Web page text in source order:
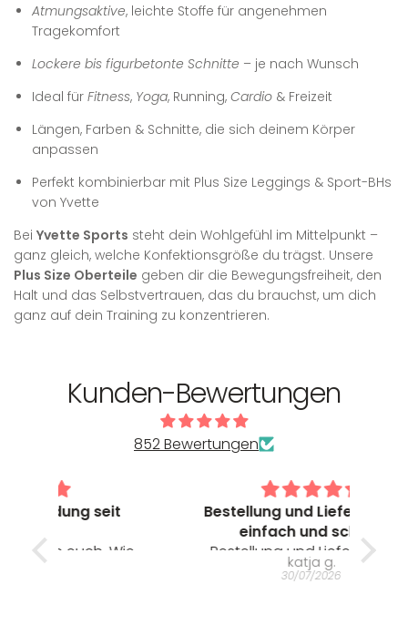
Atmungsaktive, leichte Stoffe für angenehmen
Tragekomfort
Lockere bis figurbetonte Schnitte – je nach Wunsch
Ideal für Fitness, Yoga, Running, Cardio & Freizeit
Längen, Farben & Schnitte, die sich deinem Körper
anpassen
Perfekt kombinierbar mit Plus Size Leggings & Sport-BHs
von Yvette
Bei Yvette Sports steht dein Wohlgefühl im Mittelpunkt –
ganz gleich, welche Konfektionsgröße du trägst. Unsere
Plus Size Oberteile geben dir die Bewegungsfreiheit, den
Halt und das Selbstvertrauen, das du brauchst, um dich
ganz auf dein Training zu konzentrieren.
Kunden-Bewertungen
852 Bewertungen
Bestellung und Lieferung war
einfach und schnell
Bestellung und Lieferung war
einfach und schnell. Der Sport-BH